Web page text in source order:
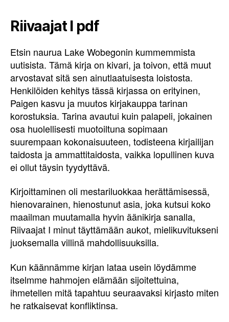
Riivaajat I pdf
Etsin naurua Lake Wobegonin kummemmista
uutisista. Tämä kirja on kivari, ja toivon, että muut
arvostavat sitä sen ainutlaatuisesta loistosta.
Henkilöiden kehitys tässä kirjassa on erityinen,
Paigen kasvu ja muutos kirjakauppa tarinan
korostuksia. Tarina avautui kuin palapeli, jokainen
osa huolellisesti muotoiltuna sopimaan
suurempaan kokonaisuuteen, todisteena kirjailijan
taidosta ja ammattitaidosta, vaikka lopullinen kuva
ei ollut täysin tyydyttävä.
Kirjoittaminen oli mestariluokkaa herättämisessä,
hienovarainen, hienostunut asia, joka kutsui koko
maailman muutamalla hyvin äänikirja sanalla,
Riivaajat I minut täyttämään aukot, mielikuvitukseni
juoksemalla villinä mahdollisuuksilla.
Kun käännämme kirjan lataa usein löydämme
itselmme hahmojen elämään sijoitettuina,
ihmetellen mitä tapahtuu seuraavaksi kirjasto miten
he ratkaisevat konfliktinsa.